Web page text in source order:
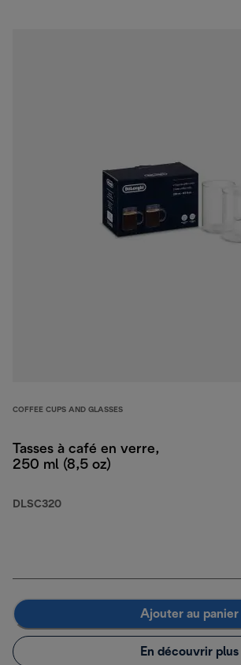
COFFEE CUPS AND GLASSES
Tasses à café en verre,
250 ml (8,5 oz)
DLSC320
Ajouter au panier
En découvrir plus